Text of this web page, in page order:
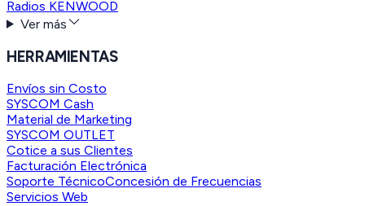
Radios KENWOOD
Ver más
HERRAMIENTAS
Envíos sin Costo
SYSCOM Cash
Material de Marketing
SYSCOM OUTLET
Cotice a sus Clientes
Facturación Electrónica
Soporte TécnicoConcesión de Frecuencias
Servicios Web